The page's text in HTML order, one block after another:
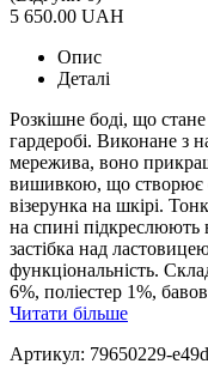
5 650.00 UAH
Опис
Деталі
Розкішне боді, що
гардеробі. Виконане з
мережива, воно
вишивкою, що створює
візерунка на шкірі.
на спині підкреслюють
застібка над
функціональність.
6%, поліестер 1%,
Читати більше
Артикул: 79650229-